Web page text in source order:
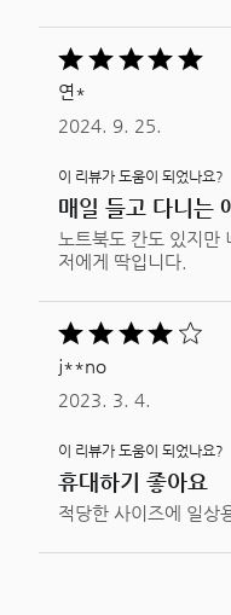
5
중
5평가됨
연*
2024. 9. 25.
이 리뷰가 도움이 되었나요?
매일 들고 다니는
노트북도 칸도 있지만
저에게 딱입니다.
5
중
4평가됨
j**no
2023. 3. 4.
이 리뷰가 도움이 되었나요?
휴대하기 좋아요
적당한 사이즈에 일상